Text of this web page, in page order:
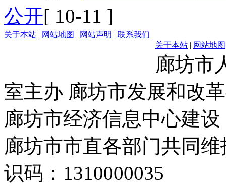
公开[ 10-11 ]
关于本站 | 网站地图 | 网站声明 | 联系我们
关于本站 | 网站地图
廊坊市
室主办 廊坊市发展和改
廊坊市经济信息中心建设
廊坊市市直各部门共同
识码：1310000035